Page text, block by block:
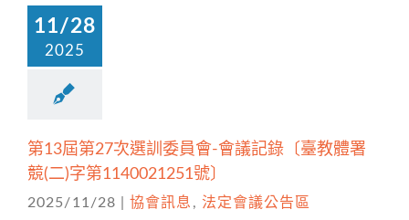
11/28
2025
第13屆第27次選訓委員會-會議記錄〔臺教體署
競(二)字第1140021251號〕
2025/11/28 協會訊息 , 法定會議公告區